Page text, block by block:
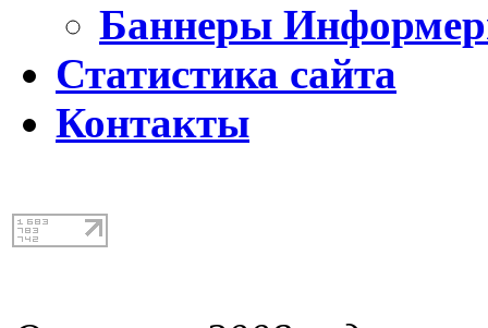
Баннеры
Статистика сайта
Контакты